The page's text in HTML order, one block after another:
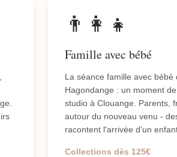
👨‍👩‍👧
Famille avec bébé
La séance famille avec bébé
Hagondange : un moment
studio à Clouange. Parents,
autour du nouveau venu -
racontent l'arrivée d'un
Collections dès 125€